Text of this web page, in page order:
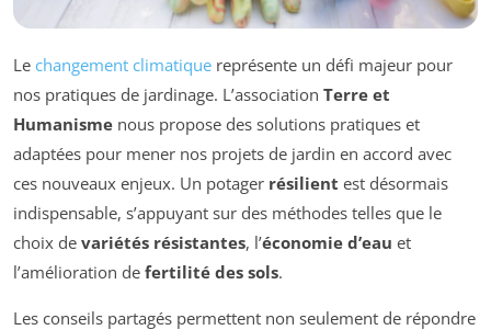
Le changement climatique représente un défi majeur pour
nos pratiques de jardinage. L’association Terre et
Humanisme nous propose des solutions pratiques et
adaptées pour mener nos projets de jardin en accord avec
ces nouveaux enjeux. Un potager résilient est désormais
indispensable, s’appuyant sur des méthodes telles que le
choix de variétés résistantes, l’économie d’eau et
l’amélioration de fertilité des sols.
Les conseils partagés permettent non seulement de répondre